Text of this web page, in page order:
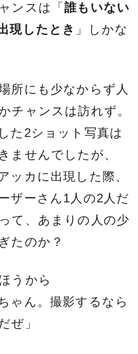
ンスは「誰もいない
現したとき 」しかな
所にも少なからず人
チャンスは訪れず。
た2ショット写真は
ませんでしたが、
ッカに出現した際、
ザーさん1人の2人だ
て、あまりの人の少
たのか？
うから
ゃん。撮影するなら
ぜ」